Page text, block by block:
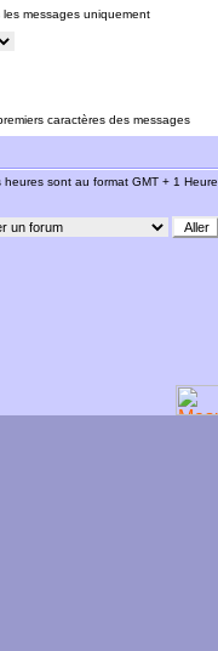
messages uniquement
caractères des messages
heures sont au format GMT + 1 Heure